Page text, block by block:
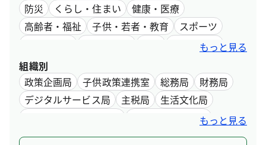
防災
くらし・住まい
健康・医療
高齢者・福祉
子供・若者・教育
スポーツ
産業・仕事
デジタル・最新技術
水道・下水道
都営交通 行財政
もっと見る
組織別
政策企画局
子供政策連携室 総務局
財務局
デジタルサービス局
主税局
生活文化局
スポーツ推進本部
都市整備局
住宅政策本部 環境局
福祉局
もっと見る